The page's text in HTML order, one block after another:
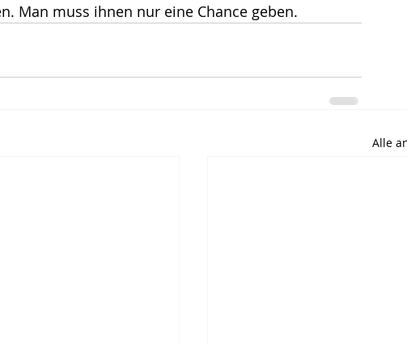
Man muss ihnen nur eine Chance geben.
Alle